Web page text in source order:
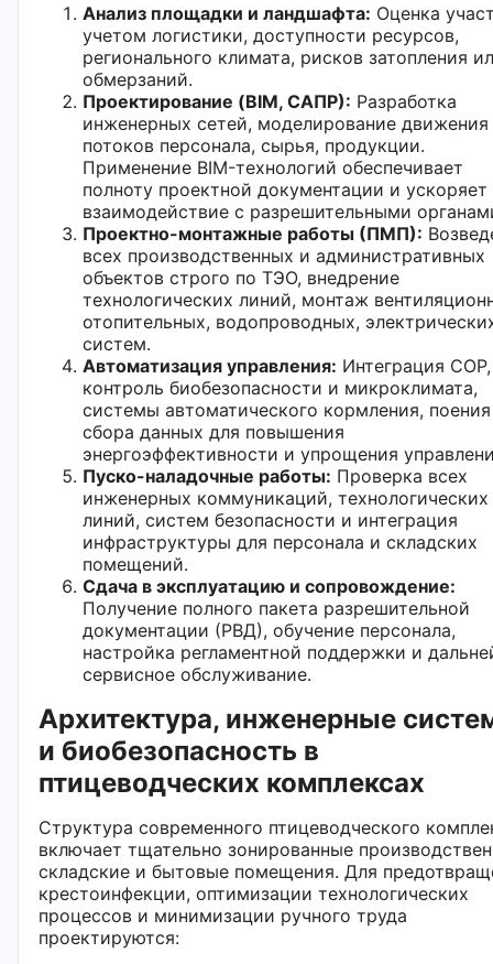
Анализ площадки и ландшафта: Оценка
учетом логистики, доступности ресурсов,
регионального климата, рисков затопления
обмерзаний.
Проектирование (BIM, САПР): Разработка
инженерных сетей, моделирование движения
потоков персонала, сырья, продукции.
Применение BIM-технологий обеспечивает
полноту проектной документации и ускоряет
взаимодействие с разрешительными
Проектно-монтажные работы (ПМП):
всех производственных и административных
объектов строго по ТЭО, внедрение
технологических линий, монтаж
отопительных, водопроводных,
систем.
Автоматизация управления: Интеграция СОР,
контроль биобезопасности и микроклимата,
системы автоматического кормления,
сбора данных для повышения
энергоэффективности и упрощения
Пуско-наладочные работы: Проверка всех
инженерных коммуникаций, технологических
линий, систем безопасности и интеграция
инфраструктуры для персонала и складских
помещений.
Сдача в эксплуатацию и сопровождение:
Получение полного пакета разрешительной
документации (РВД), обучение персонала,
настройка регламентной поддержки и
сервисное обслуживание.
Архитектура, инженерные
и биобезопасность в
птицеводческих комплексах
Структура современного птицеводческого
включает тщательно зонированные
складские и бытовые помещения. Для
крестоинфекции, оптимизации технологических
процессов и минимизации ручного труда
проектируются: